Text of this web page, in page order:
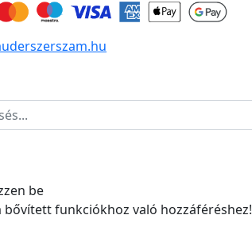
be
bővített funkciókhoz való hozzáféréshez!